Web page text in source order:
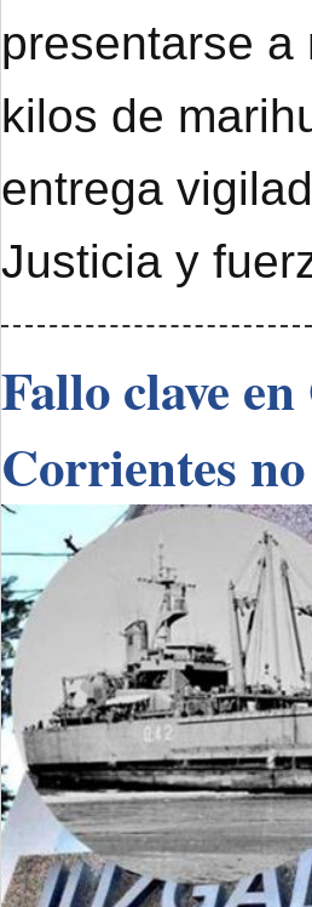
presentarse
kilos de
entrega
Justicia y
Fallo clave
Corrientes